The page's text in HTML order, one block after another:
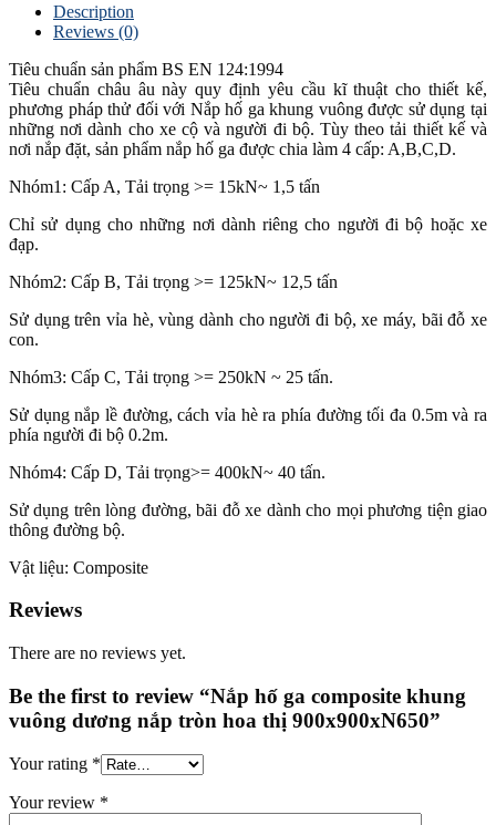
Description
Reviews (0)
Tiêu chuẩn sản phẩm BS EN 124:1994
Tiêu chuẩn châu âu này quy định yêu cầu kĩ thuật cho thiết kế,
phương pháp thử đối với Nắp hố ga khung vuông được sử dụng tại
những nơi dành cho xe cộ và người đi bộ. Tùy theo tải thiết kế và
nơi nắp đặt, sản phẩm nắp hố ga được chia làm 4 cấp: A,B,C,D.
Nhóm1: Cấp A, Tải trọng >= 15kN~ 1,5 tấn
Chỉ sử dụng cho những nơi dành riêng cho người đi bộ hoặc xe
đạp.
Nhóm2: Cấp B, Tải trọng >= 125kN~ 12,5 tấn
Sử dụng trên vỉa hè, vùng dành cho người đi bộ, xe máy, bãi đỗ xe
con.
Nhóm3: Cấp C, Tải trọng >= 250kN ~ 25 tấn.
Sử dụng nắp lề đường, cách vỉa hè ra phía đường tối đa 0.5m và ra
phía người đi bộ 0.2m.
Nhóm4: Cấp D, Tải trọng>= 400kN~ 40 tấn.
Sử dụng trên lòng đường, bãi đỗ xe dành cho mọi phương tiện giao
thông đường bộ.
Vật liệu: Composite
Reviews
There are no reviews yet.
Be the first to review “Nắp hố ga composite khung
vuông dương nắp tròn hoa thị 900x900xN650”
Your rating *
Your review *